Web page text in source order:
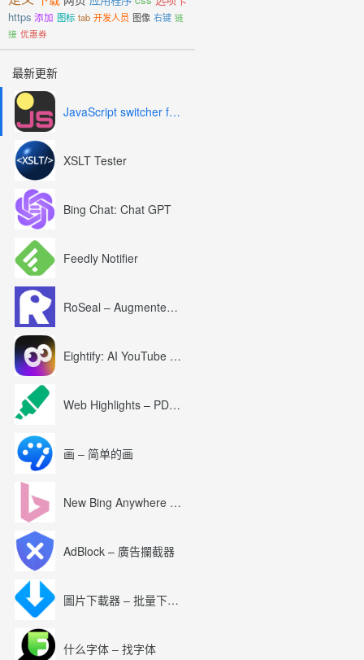
https 添加 图标 tab 开发人员 图像 右键 链
接 优惠券
最新更新
JavaScript switcher for SEO and development
XSLT Tester
Bing Chat: Chat GPT
Feedly Notifier
RoSeal – Augmented Roblox Experience
Eightify: AI YouTube Summary with ChatGPT
Web Highlights – PDF & Web Highlighter
画 – 简单的画
New Bing Anywhere (Bing Chat GPT-4)
AdBlock – 廣告攔截器
圖片下載器 – 批量下載圖片
什么字体 – 找字体